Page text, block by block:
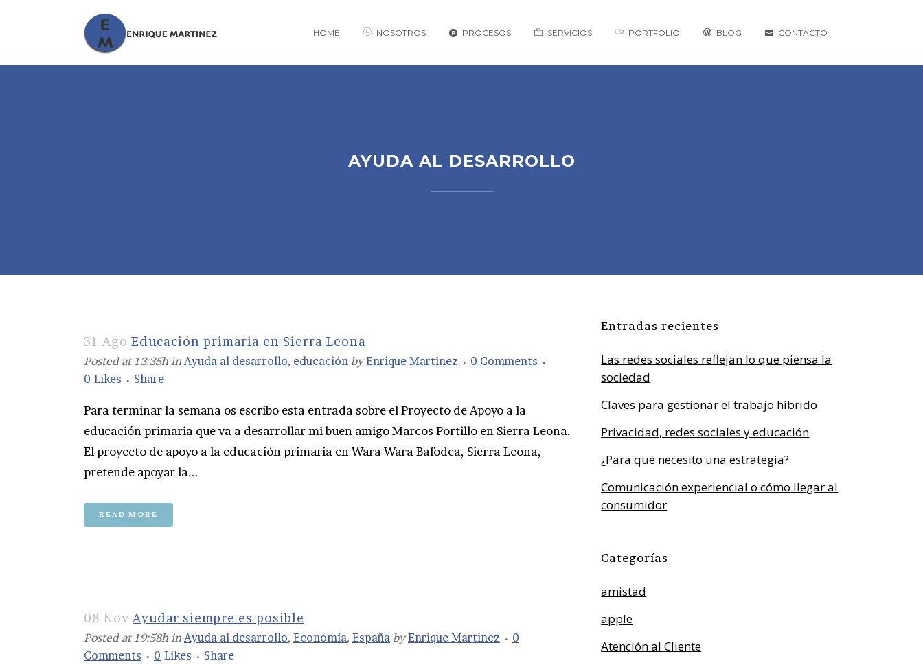
HOME NOSOTROS PROCESOS SERVICIOS PORTFOLIO BLOG CONTACTO
AYUDA AL DESARROLLO
31 Ago Educación primaria en Sierra Leona
Posted at 13:35h inAyuda al desarrollo, educación byEnrique Martinez
0 Comments
0 Likes Share
Para terminar la semana os escribo esta entrada sobre el Proyecto de Apoyo a la
educación primaria que va a desarrollar mi buen amigo Marcos Portillo en Sierra Leona.
El proyecto de apoyo a la educación primaria en Wara Wara Bafodea, Sierra Leona,
pretende apoyar la...
READ MORE
08 Nov Ayudar siempre es posible
Posted at 19:58h inAyuda al desarrollo, Economía, España byEnrique Martinez
0
Comments
0 Likes Share
Entradas recientes
Las redes sociales reflejan lo que piensa la
sociedad
Claves para gestionar el trabajo híbrido
Privacidad, redes sociales y educación
¿Para qué necesito una estrategia?
Comunicación experiencial o cómo llegar al
consumidor
Categorías
amistad
apple
Atención al Cliente